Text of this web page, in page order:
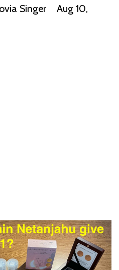
Singer
Aug 10,